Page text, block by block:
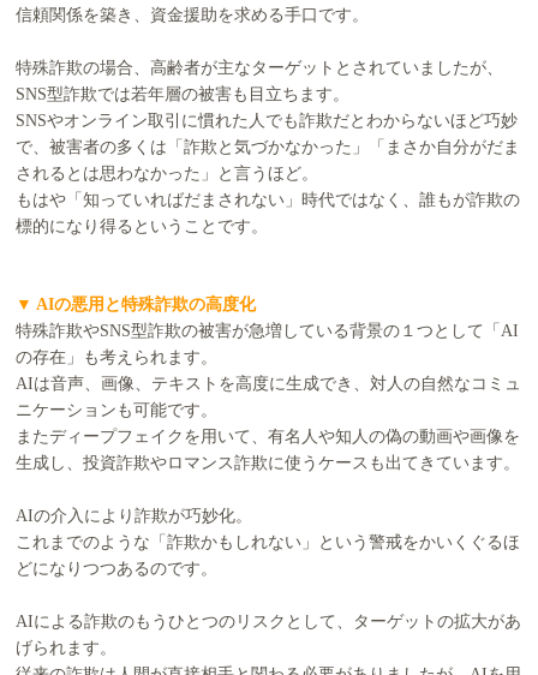
信頼関係を築き、資金援助を求める手口です。
特殊詐欺の場合、高齢者が主なターゲットとされていましたが、
SNS型詐欺では若年層の被害も目立ちます。
SNSやオンライン取引に慣れた人でも詐欺だとわからないほど巧妙
で、被害者の多くは「詐欺と気づかなかった」「まさか自分がだま
されるとは思わなかった」と言うほど。
もはや「知っていればだまされない」時代ではなく、誰もが詐欺の
標的になり得るということです。
▼ AIの悪用と特殊詐欺の高度化
特殊詐欺やSNS型詐欺の被害が急増している背景の１つとして「AI
の存在」も考えられます。
AIは音声、画像、テキストを高度に生成でき、対人の自然なコミュ
ニケーションも可能です。
またディープフェイクを用いて、有名人や知人の偽の動画や画像を
生成し、投資詐欺やロマンス詐欺に使うケースも出てきています。
AIの介入により詐欺が巧妙化。
これまでのような「詐欺かもしれない」という警戒をかいくぐるほ
どになりつつあるのです。
AIによる詐欺のもうひとつのリスクとして、ターゲットの拡大があ
げられます。